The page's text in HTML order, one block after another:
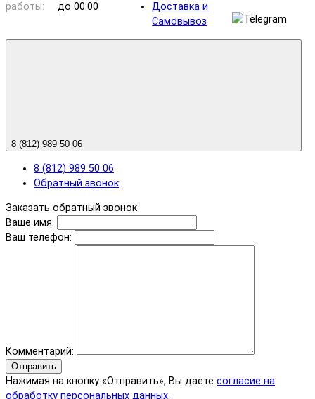
работы:
до 00:00
Доставка и
Самовывоз
8 (812) 989 50 06
8 (812) 989 50 06
Обратный звонок
Заказать обратный звонок
Ваше имя:
Ваш телефон:
Комментарий:
Отправить
Нажимая на кнопку «Отправить», Вы даете согласие на
обработку персональных данных.